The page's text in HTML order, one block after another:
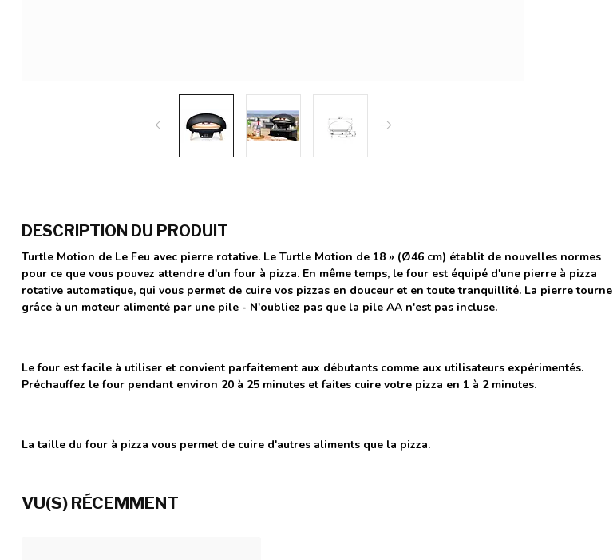
DESCRIPTION DU PRODUIT
Turtle Motion de Le Feu avec pierre rotative. Le Turtle Motion de 18 » (Ø46 cm) établit de nouvelles normes
pour ce que vous pouvez attendre d'un four à pizza. En même temps, le four est équipé d'une pierre à pizza
rotative automatique, qui vous permet de cuire vos pizzas en douceur et en toute tranquillité. La pierre tourne
grâce à un moteur alimenté par une pile - N'oubliez pas que la pile AA n'est pas incluse.
Le four est facile à utiliser et convient parfaitement aux débutants comme aux utilisateurs expérimentés.
Préchauffez le four pendant environ 20 à 25 minutes et faites cuire votre pizza en 1 à 2 minutes.
La taille du four à pizza vous permet de cuire d'autres aliments que la pizza.
VU(S) RÉCEMMENT